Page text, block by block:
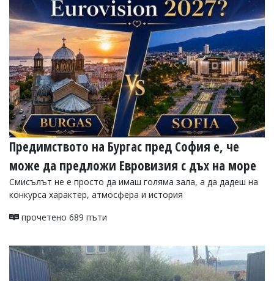
УКРАЙНА
СПОРТ
РАЗСЛЕДВАНЕ
БИЗНЕС
ЮГ
Управители:
Веселин
Василев,
email:
v.vasilev@flagman.bg
Катя
Касабова,
еmail:k.kassabova@flagman.bg
редактор:
email:
office@flagman.bg
Предимството на Бургас пред София е, че
може да предложи Евровизия с дъх на море
Смисълът не е просто да имаш голяма зала, а да дадеш на
конкурса характер, атмосфера и история
прочетено 689 пъти